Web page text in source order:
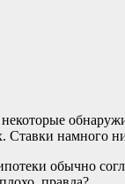
Ставки намного
обычно